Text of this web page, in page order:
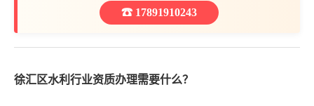
☎ 17891910243
徐汇区水利行业资质办理需要什么？